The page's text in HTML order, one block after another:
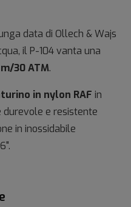
data di Ollech & Wajs
il P-104 vanta una
30 ATM.
in nylon RAF in
e resistente
in inossidabile